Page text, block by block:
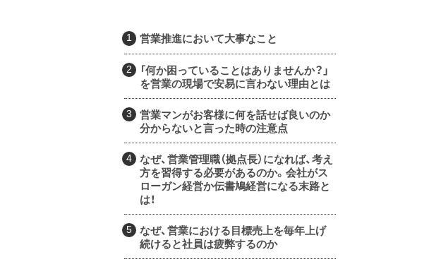
営業推進において大事なこと
「何か困っていることはありませんか？」
を営業の現場で安易に言わない理由とは
営業マンがお客様に何を話せば良いのか
分からないと言った時の注意点
なぜ、営業管理職（拠点長）になれば、考え
方を習得する必要があるのか。会社がス
ローガン経営か伝書鳩経営になる末路と
は！
なぜ、営業における目標売上を毎年上げ
続けると社員は疲弊するのか